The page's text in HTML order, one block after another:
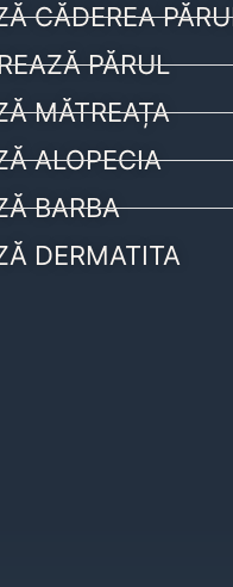
CĂDEREA
PĂRUL
MĂTREAȚA
ALOPECIA
BARBA
DERMATITA